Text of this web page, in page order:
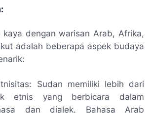
kaya dengan warisan Arab, Afrika,
adalah beberapa aspek budaya
Sudan memiliki lebih dari
etnis yang berbicara dalam
dan dialek. Bahasa Arab